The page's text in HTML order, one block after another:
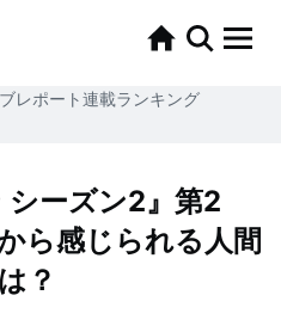
レポート連載ランキング
シーズン2』第2
ら感じられる人間
？